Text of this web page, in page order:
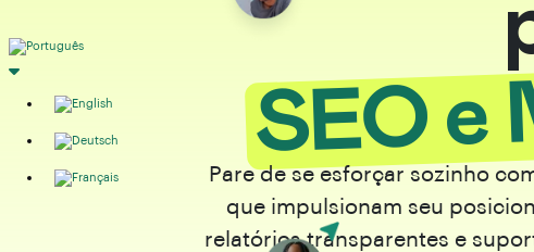
SEO e
Pare de se esforçar sozinho
que impulsionam seu
relatórios transparentes e